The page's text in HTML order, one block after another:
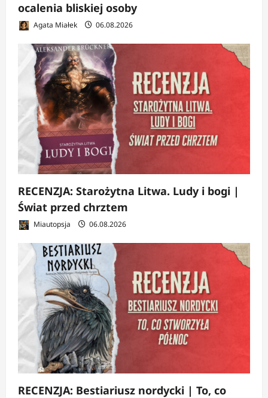
ocalenia bliskiej osoby
Agata Miałek 06.08.2026
RECENZJA: Starożytna Litwa. Ludy i bogi |
Świat przed chrztem
Miautopsja 06.08.2026
RECENZJA: Bestiariusz nordycki | To, co